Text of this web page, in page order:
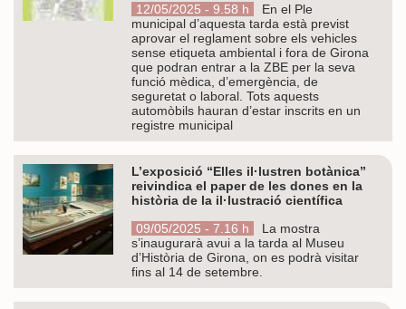
12/05/2025 - 9.58 h
En el Ple
municipal d’aquesta tarda està previst
aprovar el reglament sobre els vehicles
sense etiqueta ambiental i fora de Girona
que podran entrar a la ZBE per la seva
funció mèdica, d’emergència, de
seguretat o laboral. Tots aquests
automòbils hauran d’estar inscrits en un
registre municipal
L’exposició “Elles il·lustren botànica”
reivindica el paper de les dones en la
història de la il·lustració científica
09/05/2025 - 7.16 h
La mostra
s’inaugurarà avui a la tarda al Museu
d’Història de Girona, on es podrà visitar
fins al 14 de setembre.